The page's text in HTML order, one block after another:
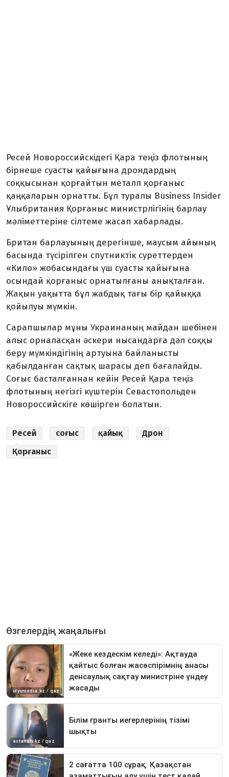
Ресей Новороссийскідегі Қара теңіз флотының
бірнеше суасты қайығына дрондардың
соққысынан қорғайтын металл қорғаныс
қаңқаларын орнатты. Бұл туралы Business Insider
Ұлыбритания Қорғаныс министрлігінің барлау
мәліметтеріне сілтеме жасап хабарлады.
Британ барлауының дерегінше, маусым айының
басында түсірілген спутниктік суреттерден
«Кило» жобасындағы үш суасты қайығына
осындай қорғаныс орнатылғаны анықталған.
Жақын уақытта бұл жабдық тағы бір қайыққа
қойылуы мүмкін.
Сарапшылар мұны Украинаның майдан шебінен
алыс орналасқан әскери нысандарға дәл соққы
беру мүмкіндігінің артуына байланысты
қабылданған сақтық шарасы деп бағалайды.
Соғыс басталғаннан кейін Ресей Қара теңіз
флотының негізгі күштерін Севастопольден
Новороссийскіге көшірген болатын.
Ресей соғыс қайық
Дрон
Қорғаныс